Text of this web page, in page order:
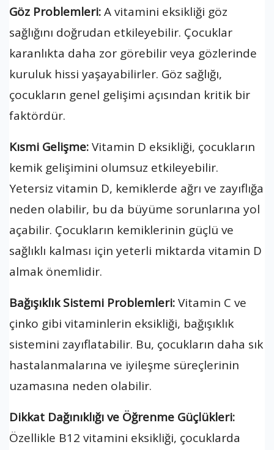
Göz Problemleri:A vitamini eksikliği göz
sağlığını doğrudan etkileyebilir. Çocuklar
karanlıkta daha zor görebilir veya gözlerinde
kuruluk hissi yaşayabilirler. Göz sağlığı,
çocukların genel gelişimi açısından kritik bir
faktördür.
Kısmi Gelişme:Vitamin D eksikliği, çocukların
kemik gelişimini olumsuz etkileyebilir.
Yetersiz vitamin D, kemiklerde ağrı ve zayıflığa
neden olabilir, bu da büyüme sorunlarına yol
açabilir. Çocukların kemiklerinin güçlü ve
sağlıklı kalması için yeterli miktarda vitamin D
almak önemlidir.
Bağışıklık Sistemi Problemleri:Vitamin C ve
çinko gibi vitaminlerin eksikliği, bağışıklık
sistemini zayıflatabilir. Bu, çocukların daha sık
hastalanmalarına ve iyileşme süreçlerinin
uzamasına neden olabilir.
Dikkat Dağınıklığı ve Öğrenme Güçlükleri:
Özellikle B12 vitamini eksikliği, çocuklarda